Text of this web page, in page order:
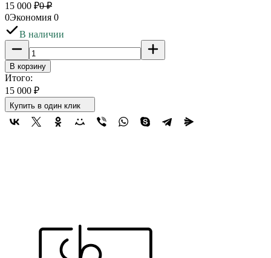
15 000 ₽0 ₽
0Экономия 0
В наличии
В корзину
Итого:
15 000 ₽
Купить в один клик